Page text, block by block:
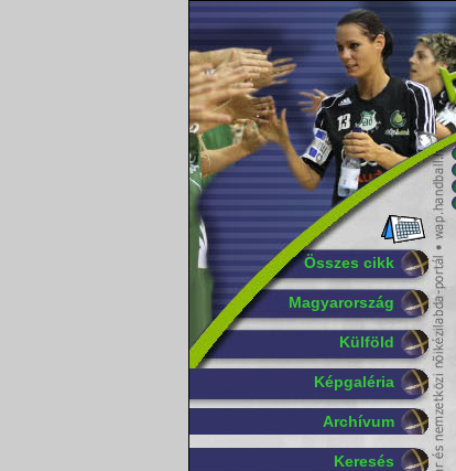
Összes cikk
Magyarország
Külföld
Képgaléria
Archívum
Keresés